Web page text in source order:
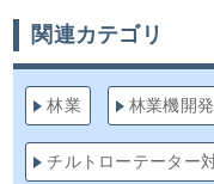
関連カテゴリ
林業 林業機開
チルトローテーター